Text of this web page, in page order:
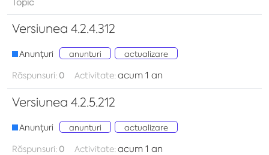
Topic
Versiunea 4.2.4.312
Anunțuri anunturi actualizare
Răspunsuri:0 Activitate:acum 1 an
Versiunea 4.2.5.212
Anunțuri anunturi actualizare
Răspunsuri:0 Activitate:acum 1 an